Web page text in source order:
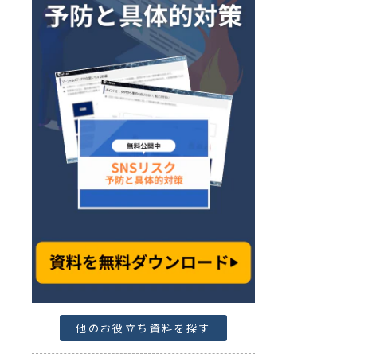
他のお役立ち資料を探す